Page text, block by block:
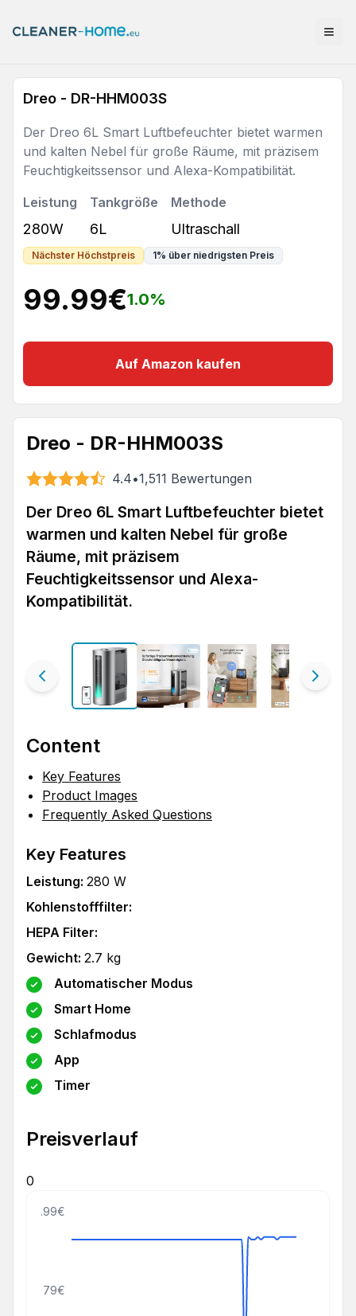
Dreo - DR-HHM003S
Der Dreo 6L Smart Luftbefeuchter bietet warmen
und kalten Nebel für große Räume, mit präzisem
Feuchtigkeitssensor und Alexa-Kompatibilität.
Leistung
280W
Tankgröße
6L
Methode
Ultraschall
Nächster Höchstpreis 1% über niedrigsten Preis
99.99€1.0%
Auf Amazon kaufen
Dreo - DR-HHM003S
4.4•1,511 Bewertungen
Der Dreo 6L Smart Luftbefeuchter bietet
warmen und kalten Nebel für große
Räume, mit präzisem
Feuchtigkeitssensor und Alexa-
Kompatibilität.
Content
Key Features
Product Images
Frequently Asked Questions
Key Features
Leistung: 280 W
Kohlenstofffilter:
HEPA Filter:
Gewicht: 2.7 kg
Automatischer Modus
Smart Home
Schlafmodus
App
Timer
Preisverlauf
0
79€
109.99€